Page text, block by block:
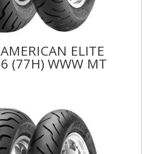
ELITE
(77H) WWW MT